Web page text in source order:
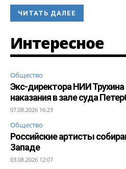
ЧИТАТЬ ДАЛЕЕ
Интересное
Общество
Экс-директора НИИ
наказания в зале суда
07.08.2026 16:23
Общество
Российские артисты
Западе
03.08.2026 12:07